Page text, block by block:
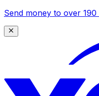
Send money to over